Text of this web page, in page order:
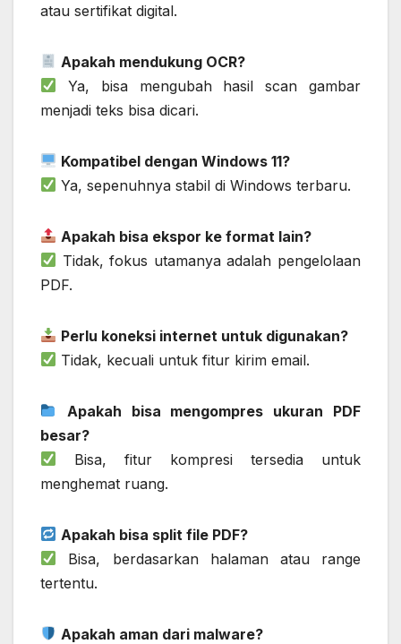
atau sertifikat digital.
Apakah mendukung OCR?
Ya, bisa mengubah hasil scan gambar
menjadi teks bisa dicari.
Kompatibel dengan Windows 11?
Ya, sepenuhnya stabil di Windows terbaru.
Apakah bisa ekspor ke format lain?
Tidak, fokus utamanya adalah pengelolaan
PDF.
Perlu koneksi internet untuk digunakan?
Tidak, kecuali untuk fitur kirim email.
Apakah bisa mengompres ukuran PDF
besar?
Bisa, fitur kompresi tersedia untuk
menghemat ruang.
Apakah bisa split file PDF?
Bisa, berdasarkan halaman atau range
tertentu.
Apakah aman dari malware?